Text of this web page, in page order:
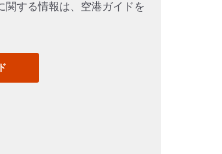
関する情報は、空港ガイドを